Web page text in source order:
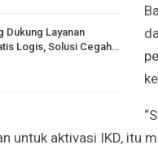
Dukung Layanan
Logis, Solusi Cegah…
untuk aktivasi IKD, itu